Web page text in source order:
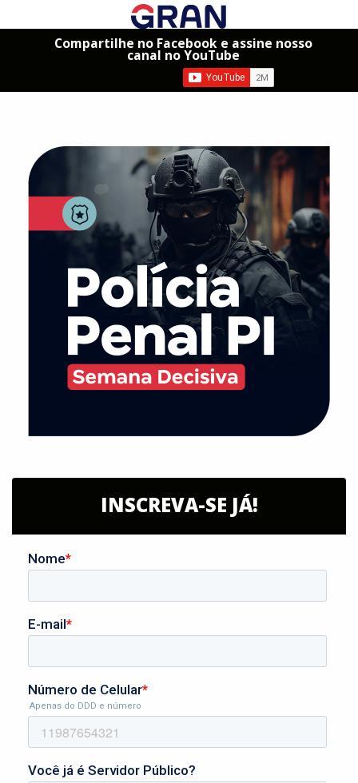
Compartilhe no Facebook e assine nosso
canal no YouTube
INSCREVA-SE JÁ!